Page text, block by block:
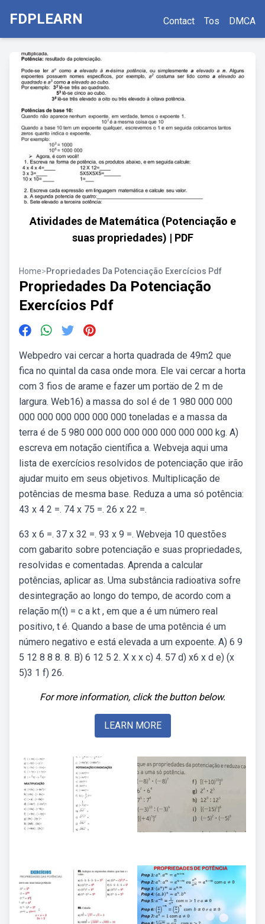
FDPLEARN Contact Tos DMCA
Atividades de Matemática (Potenciação e
suas propriedades) | PDF
Home>Propriedades Da Potenciação Exercícios Pdf
Propriedades Da Potenciação
Exercícios Pdf
Webpedro vai cercar a horta quadrada de 49m2 que
fica no quintal da casa onde mora. Ele vai cercar a horta
com 3 fios de arame e fazer um portäo de 2 m de
largura. Web16) a massa do sol é de 1 980 000 000
000 000 000 000 000 000 toneladas e a massa da
terra é de 5 980 000 000 000 000 000 000 000 kg. A)
escreva em notação científica a. Webveja aqui uma
lista de exercícios resolvidos de potenciação que irão
ajudar muito em seus objetivos. Multiplicação de
potências de mesma base. Reduza a uma só potência:
43 x 4 2 =. 74 x 75 =. 26 x 22 =.
63 x 6 =. 37 x 32 =. 93 x 9 =. Webveja 10 questões
com gabarito sobre potenciação e suas propriedades,
resolvidas e comentadas. Aprenda a calcular
potências, aplicar as. Uma substância radioativa sofre
desintegração ao longo do tempo, de acordo com a
relação m(t) = c a kt , em que a é um número real
positivo, t é. Quando a base de uma potência é um
número negativo e está elevada a um expoente. A) 6 9
5 12 8 8 8. 8. B) 6 12 5 2. X x x c) 4. 57 d) x6 x d e) (x
5)3 1 f) 26.
For more information, click the button below.
LEARN MORE